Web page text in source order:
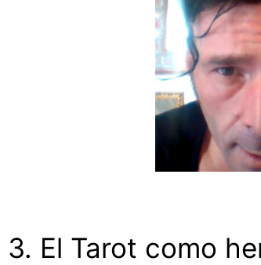
3. El Tarot como